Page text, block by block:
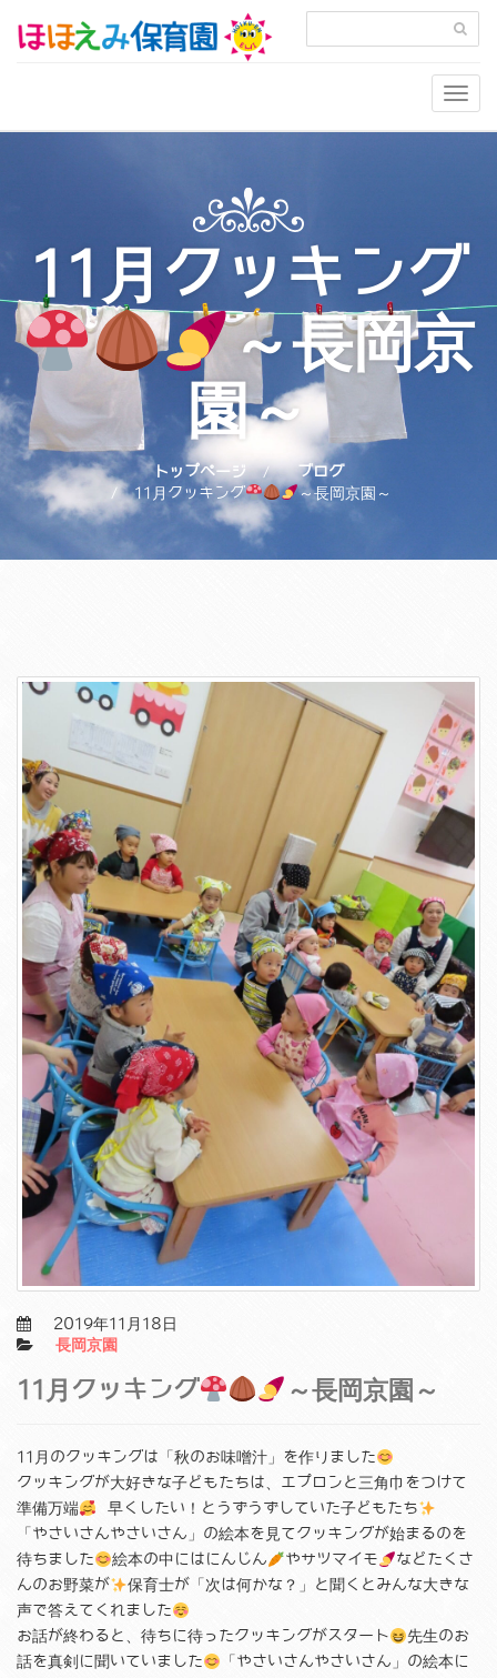
11月クッキング
～長岡京
園～
トップページ
ブログ
11月クッキング
～長岡京園～
2019年11月18日
長岡京園
11月クッキング ～長岡京園～
11月のクッキングは「秋のお味噌汁」を作りました
クッキングが大好きな子どもたちは、エプロンと三角巾をつけて
準備万端
早くしたい！とうずうずしていた子どもたち
「やさいさんやさいさん」の絵本を見てクッキングが始まるのを
待ちました
絵本の中にはにんじん やサツマイモ
などたくさ
んのお野菜が
保育士が「次は何かな？」と聞くとみんな大きな
声で答えてくれました
お話が終わると、待ちに待ったクッキングがスタート
先生のお
話を真剣に聞いていました
「やさいさんやさいさん」の絵本に